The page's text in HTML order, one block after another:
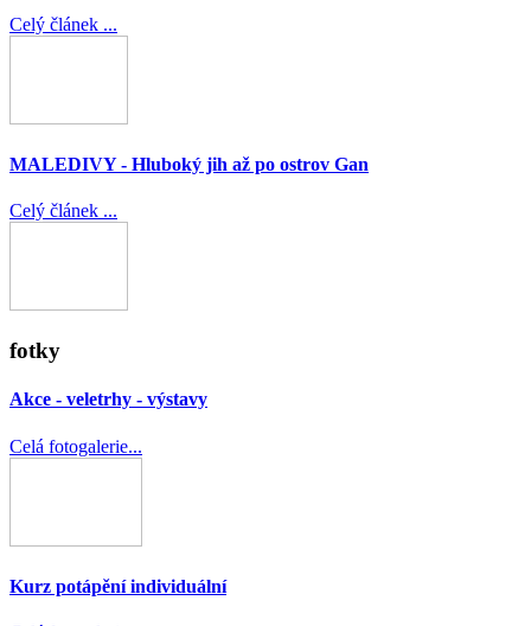
Celý článek ...
MALEDIVY - Hluboký jih až po ostrov Gan
Celý článek ...
fotky
Akce - veletrhy - výstavy
Celá fotogalerie...
Kurz potápění individuální